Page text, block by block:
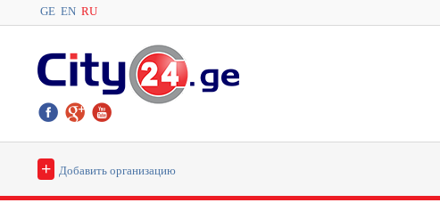
GE EN RU
+ Добавить организацию